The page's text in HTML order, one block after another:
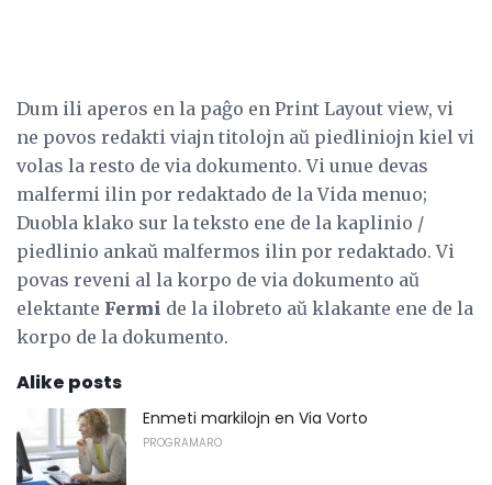
Dum ili aperos en la paĝo en Print Layout view, vi
ne povos redakti viajn titolojn aŭ piedliniojn kiel vi
volas la resto de via dokumento. Vi unue devas
malfermi ilin por redaktado de la Vida menuo;
Duobla klako sur la teksto ene de la kaplinio /
piedlinio ankaŭ malfermos ilin por redaktado. Vi
povas reveni al la korpo de via dokumento aŭ
elektante Fermi de la ilobreto aŭ klakante ene de la
korpo de la dokumento.
Alike posts
Enmeti markilojn en Via Vorto
PROGRAMARO